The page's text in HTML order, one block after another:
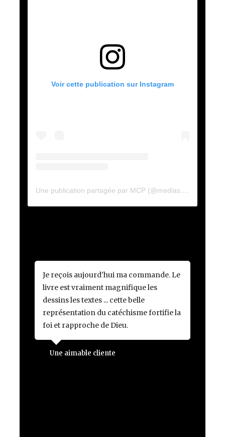
Voir cette publication sur Instagram
Une publication partagée par MCP (@medias.culture.et.patrimoine)
Je reçois aujourd'hui ma commande. Le
livre est vraiment magnifique les
dessins les textes ... cette belle
représentation du catéchisme fortifie la
foi et rapproche de Dieu.
Une aimable cliente